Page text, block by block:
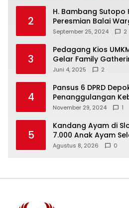
2
H. Bambang
Peresmian Balai
Wadah Baru untuk
September 25, 2024 2
3
Pedagang Kios
Gelar Family
Silaturahmi dan
Juni 4, 2025 2
4
Pansus 6 DPRD
Penanggulangan
Keselamatan Warga
November 29, 2024 1
5
Kandang Ayam di
7.000 Anak Ayam
Ditaksir Rp700 Juta
Agustus 8, 2026 0